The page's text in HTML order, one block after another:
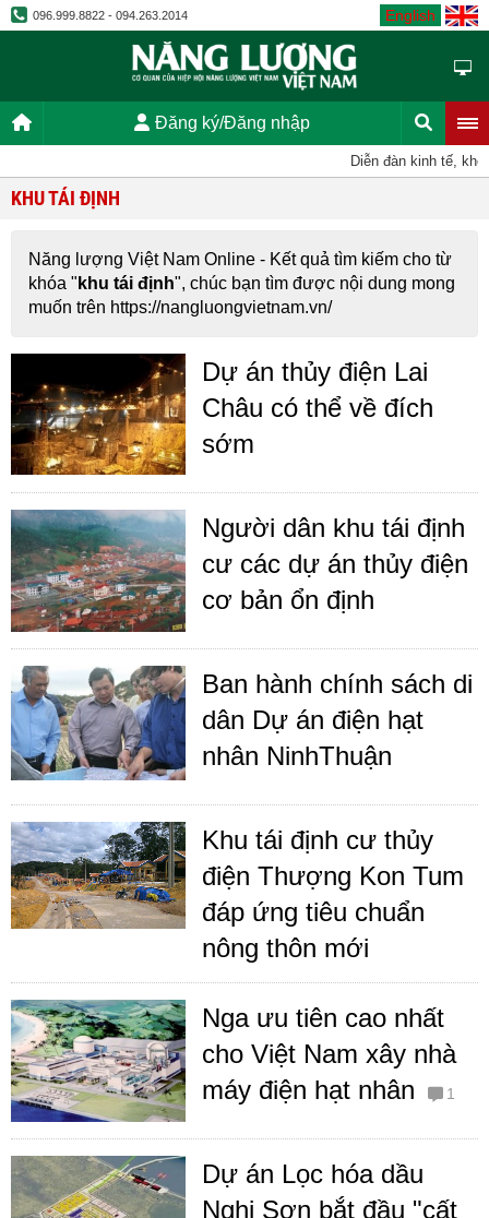
096.999.8822 - 094.263.2014 English
Đăng ký/Đăng nhập
Diễn đàn kinh tế,
KHU TÁI ĐỊNH
Năng lượng Việt Nam Online - Kết quả tìm kiếm cho từ
khóa " khu tái định", chúc bạn tìm được nội dung mong
muốn trên https://nangluongvietnam.vn/
Dự án thủy điện Lai
Châu có thể về đích
sớm
Người dân khu tái định
cư các dự án thủy điện
cơ bản ổn định
Ban hành chính sách di
dân Dự án điện hạt
nhân NinhThuận
Khu tái định cư thủy
điện Thượng Kon Tum
đáp ứng tiêu chuẩn
nông thôn mới
Nga ưu tiên cao nhất
cho Việt Nam xây nhà
máy điện hạt nhân
1
Dự án Lọc hóa dầu
Nghi Sơn bắt đầu "cất